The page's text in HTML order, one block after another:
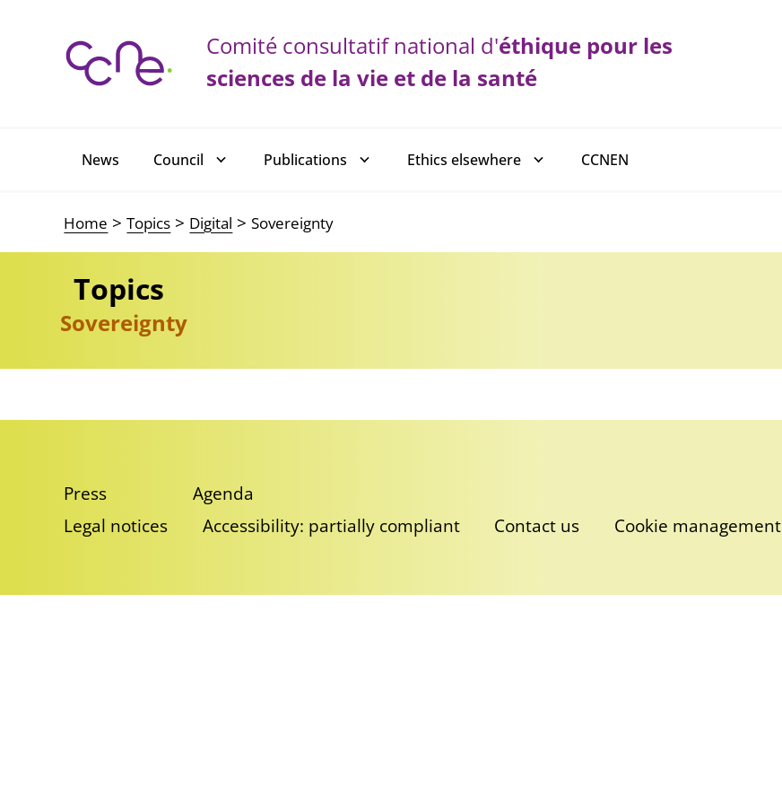
Comité consultatif national d'éthique pour les
sciences de la vie et de la santé
Main navigation
News Council Publications Ethics elsewhere CCNEN
Home Topics Digital Sovereignty
Topics
Sovereignty
Press Agenda
Legal notices Accessibility: partially compliant Contact us Cookie management